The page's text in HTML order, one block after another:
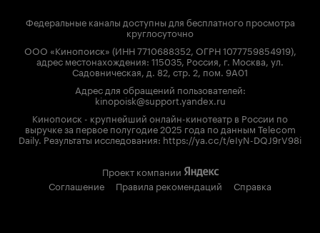
Федеральные каналы доступны для бесплатного просмотра
круглосуточно
ООО «Кинопоиск» (ИНН 7710688352, ОГРН 1077759854919),
адрес местонахождения: 115035, Россия, г. Москва, ул.
Садовническая, д. 82, стр. 2, пом. 9А01
Адрес для обращений пользователей:
kinopoisk@support.yandex.ru
Кинопоиск - крупнейший онлайн-кинотеатр в России по
выручке за первое полугодие 2025 года по данным Telecom
Daily. Результаты исследования: https://ya.cc/t/eIyN-DQJ9rV98i
Проект компании
Соглашение
Правила рекомендаций Справка